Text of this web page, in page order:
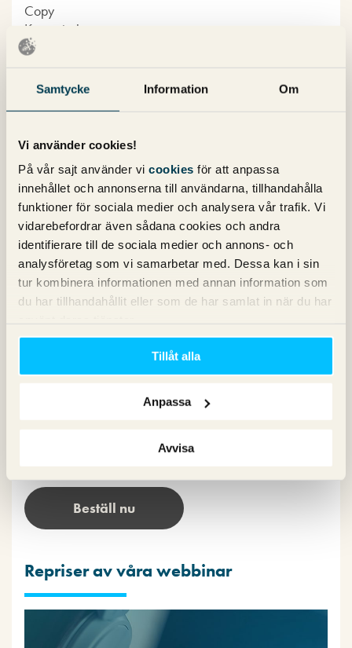
Samtycke Information Om
Vi använder cookies!
På vår sajt använder vi cookies för att anpassa
innehållet och annonserna till användarna, tillhandahålla
funktioner för sociala medier och analysera vår trafik. Vi
vidarebefordrar även sådana cookies och andra
identifierare till de sociala medier och annons- och
analysföretag som vi samarbetar med. Dessa kan i sin
tur kombinera informationen med annan information som
du har tillhandahållit eller som de har samlat in när du har
Tillåt alla
Anpassa
Avvisa
Copy
Konvertering
Marknadsföring
Nyheter om Pineberry
SEO
Sökpodden
Webbanalys
Våra böcker om SEO och Google Ads
Beställ nu
Repriser av våra webbinar